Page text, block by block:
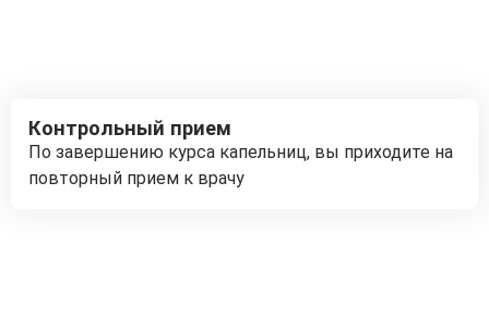
Контрольный прием
По завершению курса капельниц, вы приходите на
повторный прием к врачу